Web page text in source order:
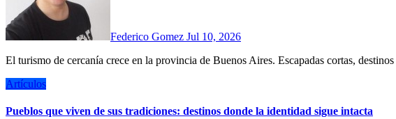
Federico Gomez Jul 10, 2026
El turismo de cercanía crece en la provincia de Buenos Aires. Escapadas cortas,
Artículos
Pueblos que viven de sus tradiciones: destinos donde la identidad sigue intacta